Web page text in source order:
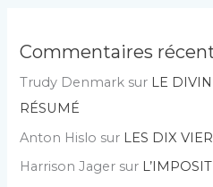
Commentaires
Trudy Denmark sur LE
RÉSUMÉ
Anton Hislo sur LES DIX
Harrison Jager sur